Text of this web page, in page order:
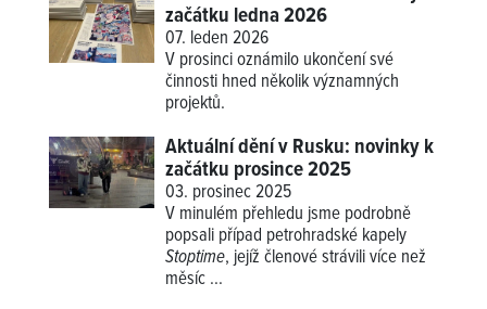
začátku ledna 2026
07. leden 2026
V prosinci oznámilo ukončení své
činnosti hned několik významných
projektů.
Aktuální dění v Rusku: novinky k
začátku prosince 2025
03. prosinec 2025
V minulém přehledu jsme podrobně
popsali případ petrohradské kapely
Stoptime, jejíž členové strávili více než
měsíc ...